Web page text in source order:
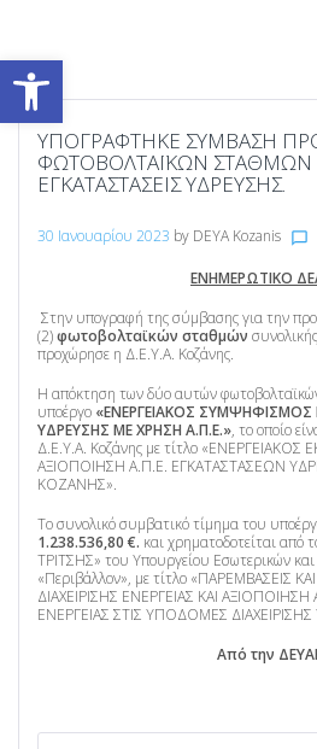
Ανοίξτε τη γραμμή εργαλείων
ΥΠΟΓΡΆΦΤΗΚΕ ΣΎΜΒΑΣΗ
ΦΩΤΟΒΟΛΤΑΪΚΏΝ ΣΤΑΘΜΏΝ
ΕΓΚΑΤΑΣΤΆΣΕΙΣ ΎΔΡΕΥΣΗΣ.
30 Ιανουαρίου 2023 by DEYA Kozanis chat_bubble_outline
ΕΝΗΜΕΡΩΤΙΚΟ
Στην υπογραφή της σύμβασης για την
(2)φωτοβολταϊκών σταθμών
προχώρησε η Δ.Ε.Υ.Α. Κοζάνης.
Η απόκτηση των δύο αυτών
υποέργο «ΕΝΕΡΓΕΙΑΚΟΣ
ΥΔΡΕΥΣΗΣ ΜΕ ΧΡΗΣΗ Α.Π.Ε.», το οποίο
Δ.Ε.Υ.Α. Κοζάνης με τίτλο «ΕΝΕΡΓΕΙΑΚΟΣ
ΑΞΙΟΠΟΙΗΣΗ Α.Π.Ε. ΕΓΚΑΤΑΣΤΑΣΕΩΝ
ΚΟΖΑΝΗΣ».
Το συνολικό συμβατικό τίμημα του
1.238.536,80 €. και χρηματοδοτείται
ΤΡΙΤΣΗΣ» του Υπουργείου Εσωτερικών
«Περιβάλλον», με τίτλο «ΠΑΡΕΜΒΑΣΕΙΣ
ΔΙΑΧΕΙΡΙΣΗΣ ΕΝΕΡΓΕΙΑΣ ΚΑΙ
ΕΝΕΡΓΕΙΑΣ ΣΤΙΣ ΥΠΟΔΟΜΕΣ
Από την
ΠΛΟΉΓΗΣΗ